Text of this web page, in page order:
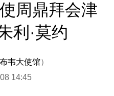
周鼎拜会津
利·莫约
韦大使馆）
14:45